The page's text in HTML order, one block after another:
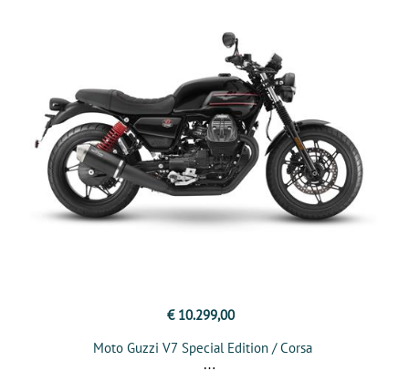
€ 10.299,00
Moto Guzzi V7 Special Edition / Corsa